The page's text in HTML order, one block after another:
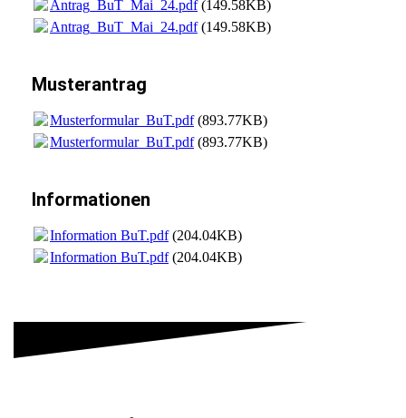
Antrag_BuT_Mai_24.pdf(149.58KB)
Antrag_BuT_Mai_24.pdf(149.58KB)
Musterantrag
Musterformular_BuT.pdf(893.77KB)
Musterformular_BuT.pdf(893.77KB)
Informationen
Information BuT.pdf(204.04KB)
Information BuT.pdf(204.04KB)